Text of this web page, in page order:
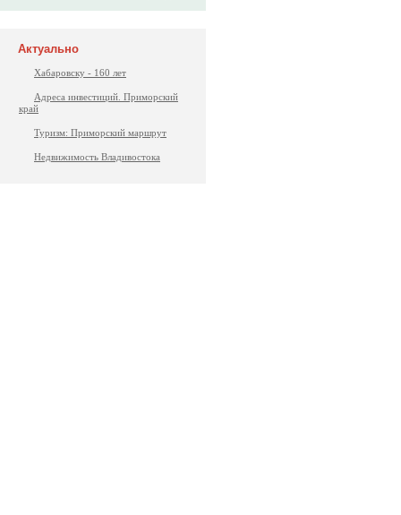
Актуально
Хабаровску - 160 лет
Адреса инвестиций. Приморский
край
Туризм: Приморский маршрут
Недвижимость Владивостока